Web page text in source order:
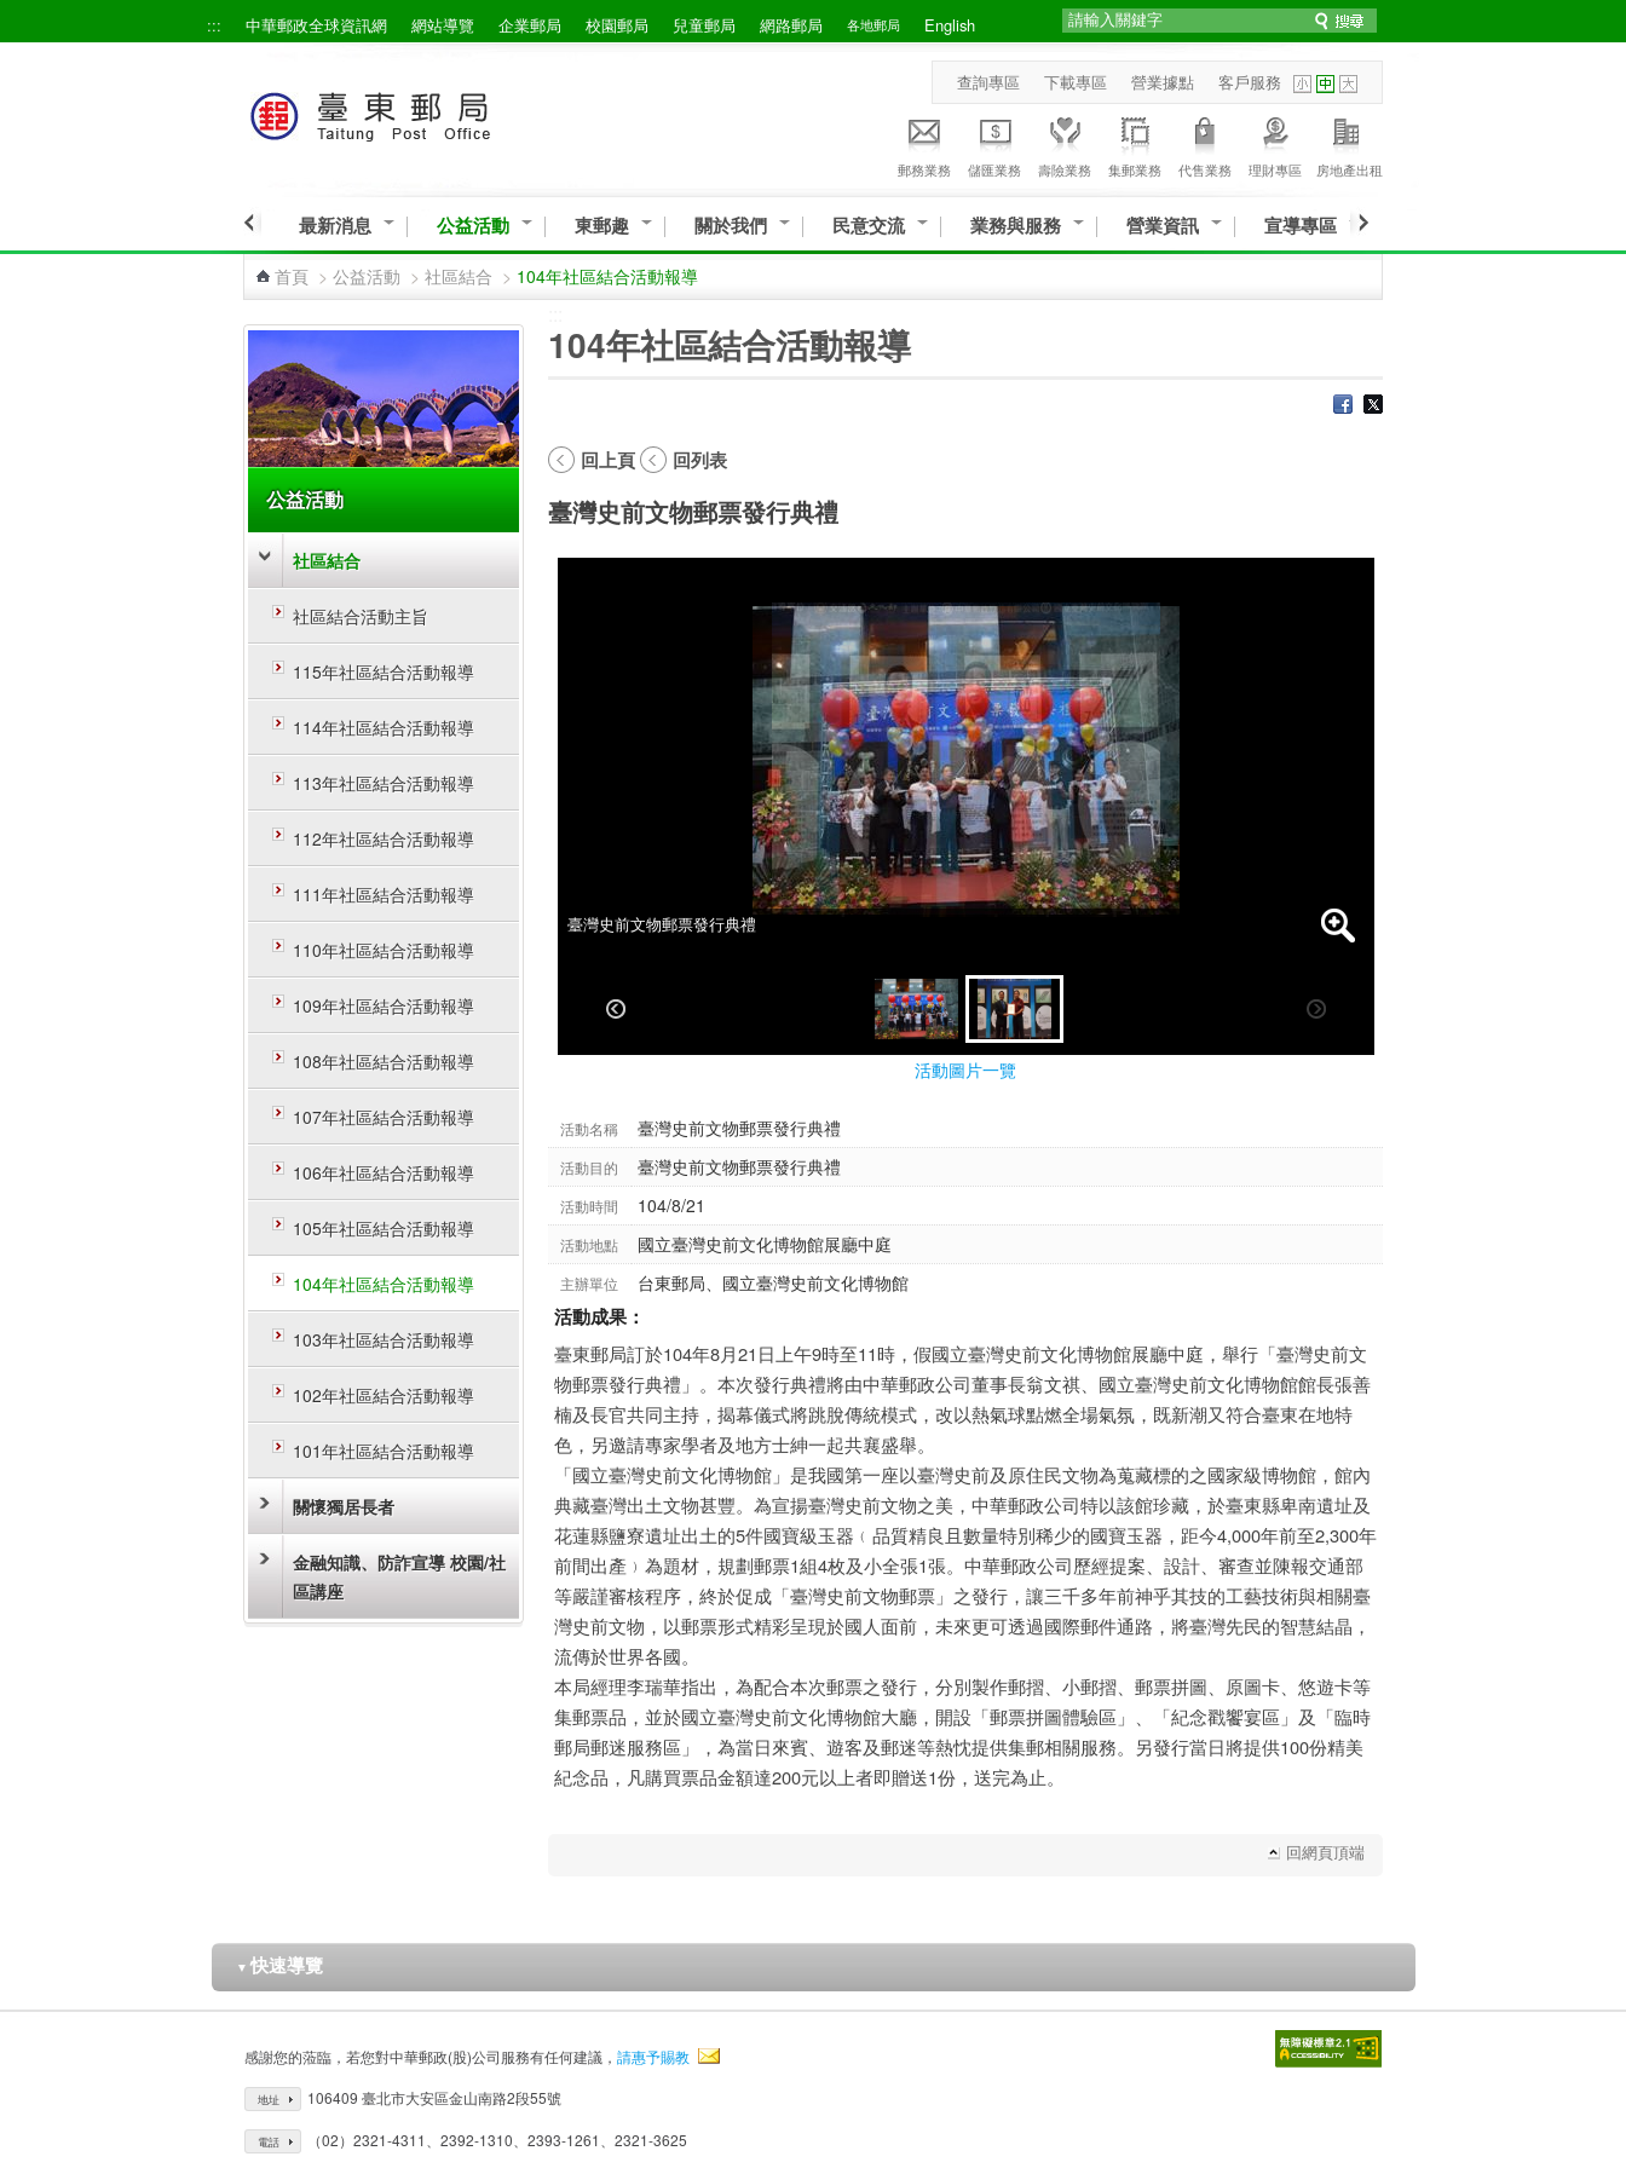
::: 中華郵政全球資訊網 網站導覽 企業郵局 校園郵局 兒童郵局 網路郵局 各地郵局 English
查詢專區 下載專區 營業據點 客戶服務
郵務業務 儲匯業務 壽險業務 集郵業務 代售業務 理財專區 房地產出租
最新消息 公益活動 東郵趣 關於我們 民意交流 業務與服務 營業資訊 宣導專區
首頁 > 公益活動 > 社區結合 > 104年社區結合活動報導
公益活動
社區結合
社區結合活動主旨
115年社區結合活動報導
114年社區結合活動報導
113年社區結合活動報導
112年社區結合活動報導
111年社區結合活動報導
110年社區結合活動報導
109年社區結合活動報導
108年社區結合活動報導
107年社區結合活動報導
106年社區結合活動報導
105年社區結合活動報導
104年社區結合活動報導
103年社區結合活動報導
102年社區結合活動報導
101年社區結合活動報導
關懷獨居長者
金融知識、防詐宣導 校園/社
區講座
104年社區結合活動報導
回上頁 回列表
臺灣史前文物郵票發行典禮
臺灣史前文物郵票發行典禮
臺灣史前文物郵票發行典禮
活動圖片一覽
活動名稱 臺灣史前文物郵票發行典禮
活動目的 臺灣史前文物郵票發行典禮
活動時間 104/8/21
活動地點 國立臺灣史前文化博物館展廳中庭
主辦單位 台東郵局、國立臺灣史前文化博物館
活動成果：
臺東郵局訂於104年8月21日上午9時至11時，假國立臺灣史前文化博物館展廳中庭，舉行「臺灣史前文
物郵票發行典禮」。本次發行典禮將由中華郵政公司董事長翁文祺、國立臺灣史前文化博物館館長張善
楠及長官共同主持，揭幕儀式將跳脫傳統模式，改以熱氣球點燃全場氣氛，既新潮又符合臺東在地特
色，另邀請專家學者及地方士紳一起共襄盛舉。
「國立臺灣史前文化博物館」是我國第一座以臺灣史前及原住民文物為蒐藏標的之國家級博物館，館內
典藏臺灣出土文物甚豐。為宣揚臺灣史前文物之美，中華郵政公司特以該館珍藏，於臺東縣卑南遺址及
花蓮縣鹽寮遺址出土的5件國寶級玉器﹙品質精良且數量特別稀少的國寶玉器，距今4,000年前至2,300年
前間出產﹚為題材，規劃郵票1組4枚及小全張1張。中華郵政公司歷經提案、設計、審查並陳報交通部
等嚴謹審核程序，終於促成「臺灣史前文物郵票」之發行，讓三千多年前神乎其技的工藝技術與相關臺
灣史前文物，以郵票形式精彩呈現於國人面前，未來更可透過國際郵件通路，將臺灣先民的智慧結晶，
流傳於世界各國。
本局經理李瑞華指出，為配合本次郵票之發行，分別製作郵摺、小郵摺、郵票拼圖、原圖卡、悠遊卡等
集郵票品，並於國立臺灣史前文化博物館大廳，開設「郵票拼圖體驗區」、「紀念戳饗宴區」及「臨時
郵局郵迷服務區」，為當日來賓、遊客及郵迷等熱忱提供集郵相關服務。另發行當日將提供100份精美
紀念品，凡購買票品金額達200元以上者即贈送1份，送完為止。
回網頁頂端
▼ 快速導覽
感謝您的蒞臨，若您對中華郵政(股)公司服務有任何建議， 請惠予賜教
地址 106409 臺北市大安區金山南路2段55號
電話 （02）2321-4311、2392-1310、2393-1261、2321-3625